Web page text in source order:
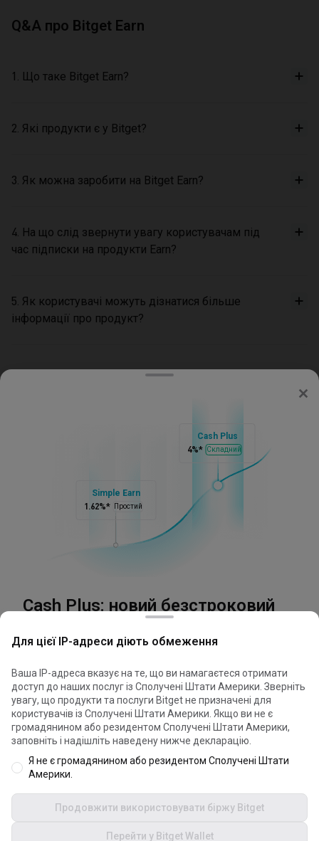
Q&A про Bitget Earn
1. Що таке Bitget Earn?
2. Які продукти є у Bitget?
3. Як можна заробити на Bitget Earn?
4. На що слід звернути увагу користувачам під
час підписки на продукти Earn?
5. Як користувачі можуть дізнатися більше
інформації про продукт?
Юридична інформація
© 2026 Bitget
Темний режим
Simple Earn
1.62%* Простий
Cash Plus
4%* Складний
Cash Plus: новий безстроковий
нарахуванням відсотків без обмежень
Гнучкий доступ, перекази в режимі реального часу
Перекажіть 10,000 USDT у Cash Plus, щоб почати
заробляти
an additional annual return of +238 USDT.
*Лише для ознайомлення. Фактичний заробіток ви можете
переглянути в даних про продукт.
Файли cookie використовуються для оптимізації та
персоналізації використання нашого вебсайту. Ви можете
керувати налаштуваннями файлів cookie і переглянути
Політику щодо файлів cookie.
Відхилити всі
Для цієї IP-адреси діють обмеження
Ваша IP-адреса вказує на те, що ви намагаєтеся отримати
доступ до наших послуг із Сполучені Штати Америки. Зверніть
увагу, що продукти та послуги Bitget не призначені для
користувачів із Сполучені Штати Америки. Якщо ви не є
громадянином або резидентом Сполучені Штати Америки,
заповніть і надішліть наведену нижче декларацію.
Я не є громадянином або резидентом Сполучені Штати
Америки.
Продовжити використовувати біржу Bitget
Перейти у Bitget Wallet